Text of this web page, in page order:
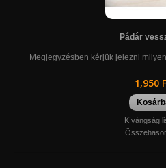
Pádár
Megjegyzésben kérjük jelezni
1,950
Kívángság